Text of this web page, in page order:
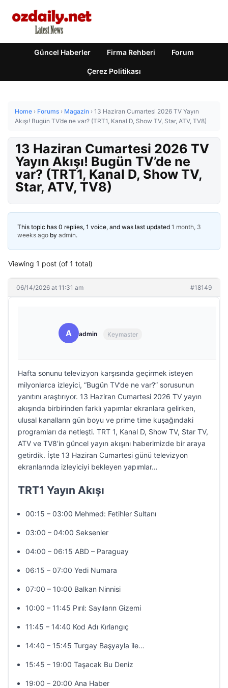
Güncel Haberler Firma Rehberi Forum
Çerez Politikası
Home › Forums › Magazin › 13 Haziran Cumartesi 2026 TV Yayın
Akışı! Bugün TV’de ne var? (TRT1, Kanal D, Show TV, Star, ATV, TV8)
13 Haziran Cumartesi 2026 TV
Yayın Akışı! Bugün TV’de ne
var? (TRT1, Kanal D, Show TV,
Star, ATV, TV8)
This topic has 0 replies, 1 voice, and was last updated 1 month, 3
weeks ago by admin.
Viewing 1 post (of 1 total)
06/14/2026 at 11:31 am #18149
A admin Keymaster
Hafta sonunu televizyon karşısında geçirmek isteyen
milyonlarca izleyici, “Bugün TV’de ne var?” sorusunun
yanıtını araştırıyor. 13 Haziran Cumartesi 2026 TV yayın
akışında birbirinden farklı yapımlar ekranlara gelirken,
ulusal kanalların gün boyu ve prime time kuşağındaki
programları da netleşti. TRT 1, Kanal D, Show TV, Star TV,
ATV ve TV8’in güncel yayın akışını haberimizde bir araya
getirdik. İşte 13 Haziran Cumartesi günü televizyon
ekranlarında izleyiciyi bekleyen yapımlar…
TRT1 Yayın Akışı
00:15 – 03:00 Mehmed: Fetihler Sultanı
03:00 – 04:00 Seksenler
04:00 – 06:15 ABD – Paraguay
06:15 – 07:00 Yedi Numara
07:00 – 10:00 Balkan Ninnisi
10:00 – 11:45 Pırıl: Sayıların Gizemi
11:45 – 14:40 Kod Adı Kırlangıç
14:40 – 15:45 Turgay Başyayla ile…
15:45 – 19:00 Taşacak Bu Deniz
19:00 – 20:00 Ana Haber